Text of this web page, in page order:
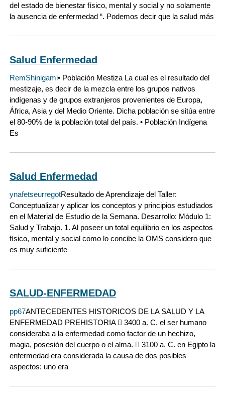
del estado de bienestar físico, mental y social y no solamente
la ausencia de enfermedad “. Podemos decir que la salud más
Salud Enfermedad
RemShinigami• Población Mestiza La cual es el resultado del
mestizaje, es decir de la mezcla entre los grupos nativos
indígenas y de grupos extranjeros provenientes de Europa,
África, Asia y del Medio Oriente. Dicha población se sitúa entre
el 80-90% de la población total del país. • Población Indígena
Es
Salud Enfermedad
ynafetseurregotResultado de Aprendizaje del Taller:
Conceptualizar y aplicar los conceptos y principios estudiados
en el Material de Estudio de la Semana. Desarrollo: Módulo 1:
Salud y Trabajo. 1. Al poseer un total equilibrio en los aspectos
físico, mental y social como lo concibe la OMS considero que
es muy suficiente
SALUD-ENFERMEDAD
pp67ANTECEDENTES HISTORICOS DE LA SALUD Y LA
ENFERMEDAD PREHISTORIA  3400 a. C. el ser humano
consideraba a la enfermedad como factor de un hechizo,
magia, posesión del cuerpo o el alma.  3100 a. C. en Egipto la
enfermedad era considerada la causa de dos posibles
aspectos: uno era